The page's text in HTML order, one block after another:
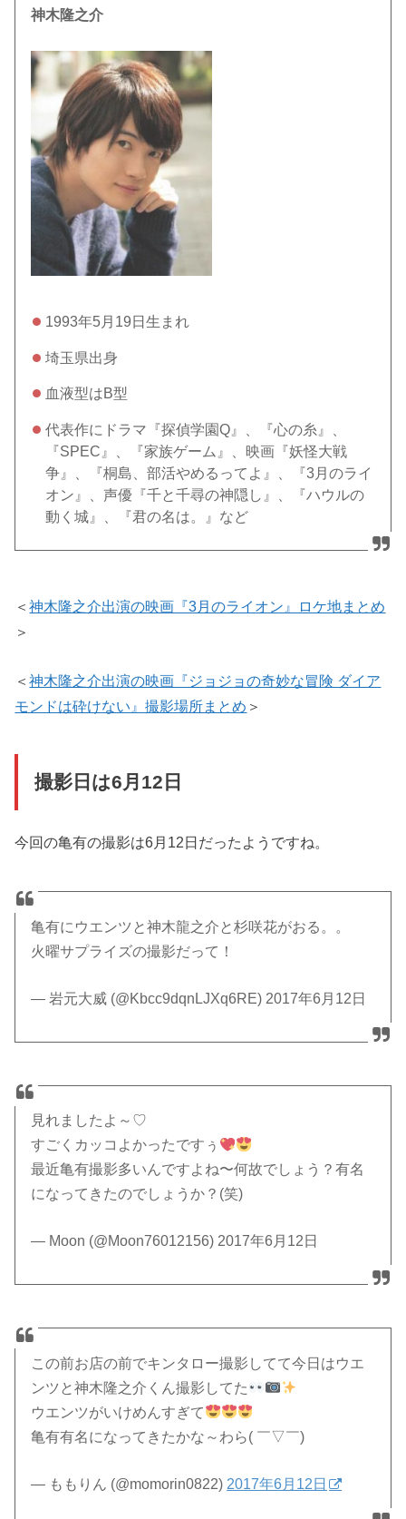
神木隆之介
1993年5月19日生まれ
埼玉県出身
血液型はB型
代表作にドラマ『探偵学園Q』、『心の糸』、
『SPEC』、『家族ゲーム』、映画『妖怪大戦
争』、『桐島、部活やめるってよ』、『3月のライ
オン』、声優『千と千尋の神隠し』、『ハウルの
動く城』、『君の名は。』など
＜神木隆之介出演の映画『3月のライオン』ロケ地まとめ
＞
＜神木隆之介出演の映画『ジョジョの奇妙な冒険 ダイア
モンドは砕けない』撮影場所まとめ ＞
撮影日は6月12日
今回の亀有の撮影は6月12日だったようですね。
亀有にウエンツと神木龍之介と杉咲花がおる。。
火曜サプライズの撮影だって！
— 岩元大威 (@Kbcc9dqnLJXq6RE) 2017年6月12日
見れましたよ～♡
すごくカッコよかったですぅ
最近亀有撮影多いんですよね〜何故でしょう？有名
になってきたのでしょうか？(笑)
— Moon (@Moon76012156) 2017年6月12日
この前お店の前でキンタロー撮影してて今日はウエ
ンツと神木隆之介くん撮影してた
ウエンツがいけめんすぎて
亀有有名になってきたかな～わら( ￣▽￣)
— ももりん (@momorin0822) 2017年6月12日